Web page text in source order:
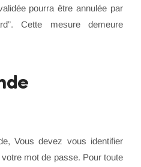
pourra être annulée par
Cette mesure demeure
Vous devez vous identifier
mot de passe. Pour toute